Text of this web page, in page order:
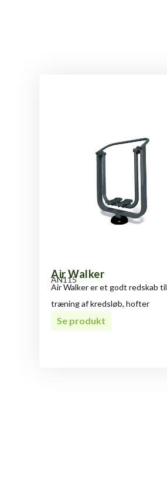
Air Walker
AN115
Air Walker er et godt redskab til
træning af kredsløb, hofter
Se produkt